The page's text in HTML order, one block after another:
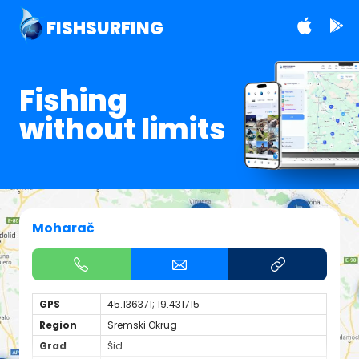
FISHSURFING
Fishing
without limits
Moharač
GPS
45.136371; 19.431715
Region
Sremski Okrug
Grad
Šid